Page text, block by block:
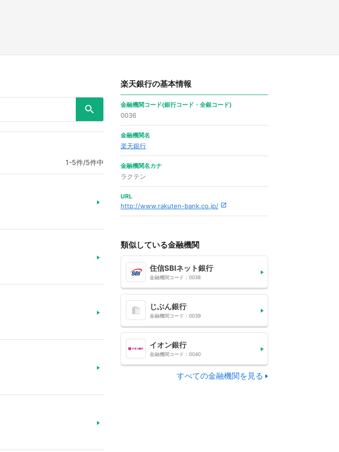
1-5件/5件中
楽天銀行の基本情報
金融機関コード(銀行コード・全銀コード)
0036
金融機関名
楽天銀行
金融機関名カナ
ラクテン
URL
http://www.rakuten-bank.co.jp/
類似している金融機関
住信SBIネット銀行
金融機関コード：0038
じぶん銀行
金融機関コード：0039
イオン銀行
金融機関コード：0040
すべての金融機関を見る